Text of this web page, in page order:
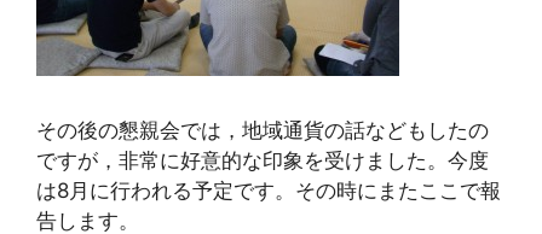
その後の懇親会では，地域通貨の話などもしたの
ですが，非常に好意的な印象を受けました。今度
は8月に行われる予定です。その時にまたここで報
告します。